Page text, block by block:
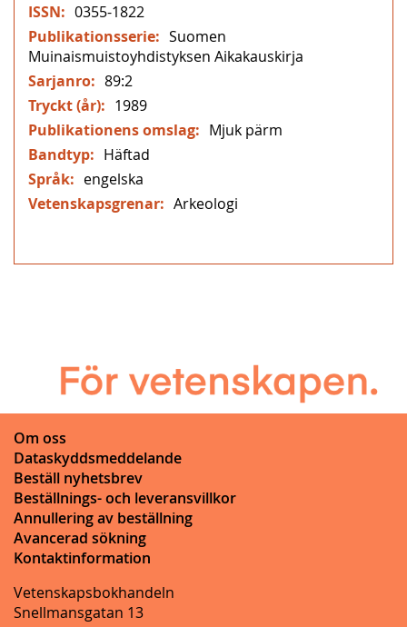
0355-1822
Suomen
Muinaismuistoyhdistyksen Aikakauskirja
89:2
1989
Mjuk pärm
Häftad
engelska
Arkeologi
Om oss
Dataskyddsmeddelande
Beställ nyhetsbrev
Beställnings- och leveransvillkor
Annullering av beställning
Avancerad sökning
Kontaktinformation
Vetenskapsbokhandeln
Snellmansgatan 13